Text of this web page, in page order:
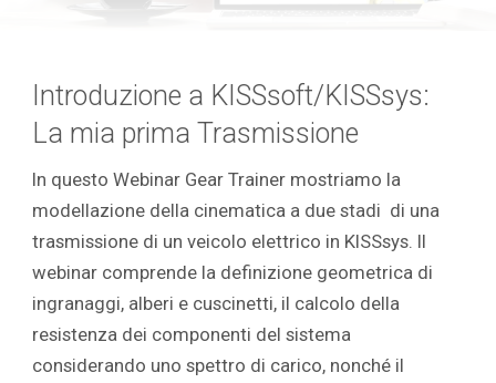
Introduzione a KISSsoft/KISSsys:
La mia prima Trasmissione
In questo Webinar Gear Trainer mostriamo la
modellazione della cinematica a due stadi di una
trasmissione di un veicolo elettrico in KISSsys. Il
webinar comprende la definizione geometrica di
ingranaggi, alberi e cuscinetti, il calcolo della
resistenza dei componenti del sistema
considerando uno spettro di carico, nonché il